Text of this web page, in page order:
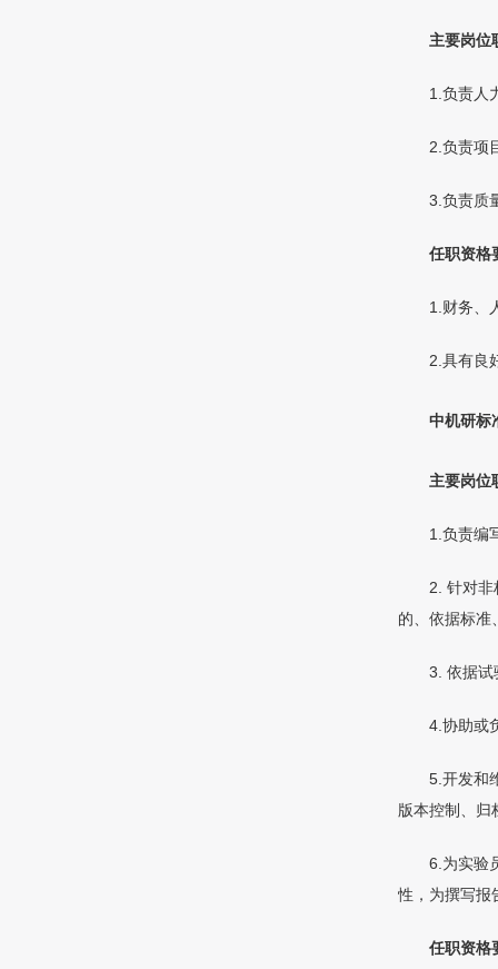
主要岗位
1.负责人
2.负责项
3.负责质
任职资格
1.财务、
2 .具有良
中机研标
主要岗位
1.负责编
2. 针对
的、依据标准
3. 依据试
4.协助或
5.开发和
版本控制、归
6.为实验
性，为撰写报
任职资格